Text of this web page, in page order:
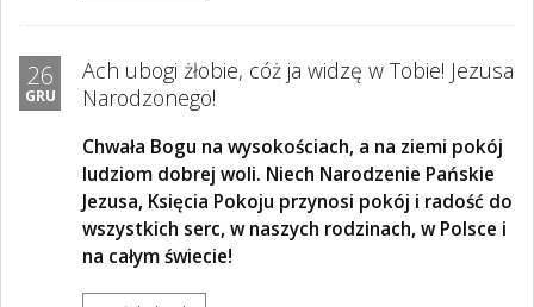
26
GRU
Ach ubogi żłobie, cóż ja widzę w Tobie! Jezusa
Narodzonego!
Chwała Bogu na wysokościach, a na ziemi pokój
ludziom dobrej woli. Niech Narodzenie Pańskie
Jezusa, Księcia Pokoju przynosi pokój i radość do
wszystkich serc, w naszych rodzinach, w Polsce i
na całym świecie!